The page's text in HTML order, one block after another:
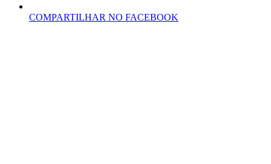
COMPARTILHAR NO FACEBOOK